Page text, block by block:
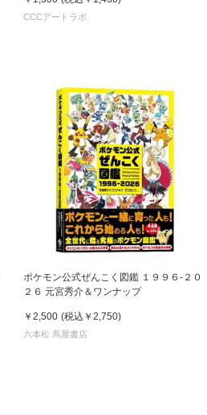
CCCアートラボ
ポケモン公式ぜんこく図鑑 １９９６-２０
２６ 元宮秀介＆ワンナップ
￥2,500 (税込 ￥2,750)
六本松 蔦屋書店